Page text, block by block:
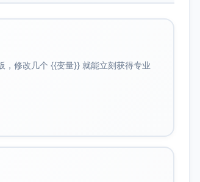
（帆布袋、水壶等）或可持续产品礼
验）。
参与，为活动拍摄示范作品并分享
，同时通过品牌用户邮箱数据库发送
享与互动。
，修改几个 {{变量}} 就能立刻获得专业